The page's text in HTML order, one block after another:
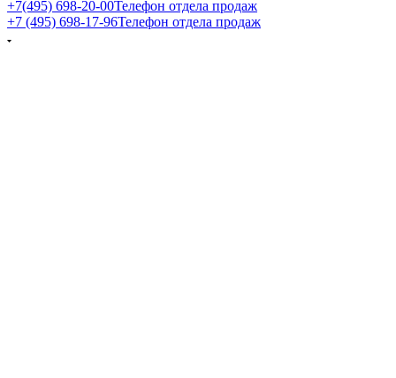
+7(495) 698-20-00Телефон отдела продаж
+7 (495) 698-17-96Телефон отдела продаж